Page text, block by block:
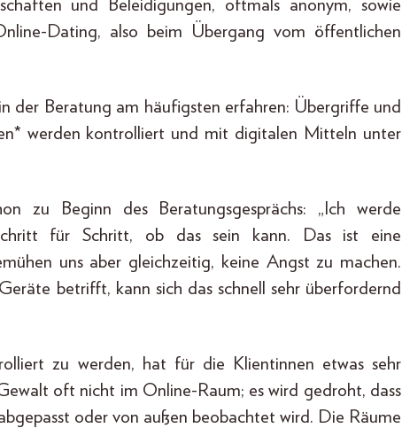
und Beleidigungen, oftmals anonym, sowie
Dating, also beim Übergang vom öffentlichen
der Beratung am häufigsten erfahren: Übergriffe und
werden kontrolliert und mit digitalen Mitteln unter
zu Beginn des Beratungsgesprächs: „Ich werde
für Schritt, ob das sein kann. Das ist eine
uns aber gleichzeitig, keine Angst zu machen.
betrifft, kann sich das schnell sehr überfordernd
zu werden, hat für die Klientinnen etwas sehr
oft nicht im Online-Raum; es wird gedroht, dass
oder von außen beobachtet wird. Die Räume